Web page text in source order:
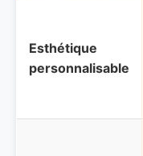
Esthétique
personnalisable